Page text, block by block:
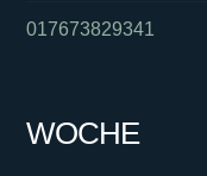
017673829341
WOCHE